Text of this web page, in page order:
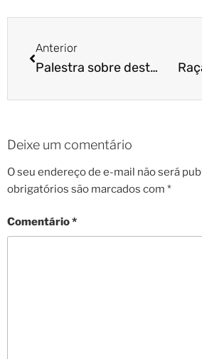
Anterior
Palestra sobre destruição e comportamentos rebeldes em Curitiba
Deixe um comentário
O seu endereço de e-mail não será
obrigatórios são marcados com *
Comentário*